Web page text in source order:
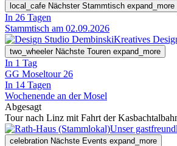
local_cafe Nächster Stammtisch expand_more
In 26 Tagen
Stammtisch am 02.09.2026
Kreatives
two_wheeler Nächste Touren expand_more
In 1 Tag
GG Moseltour 26
In 14 Tagen
Wochenende an der Mosel
Abgesagt
Tour nach Linz mit Fahrt der
Unser
celebration Nächste Events expand_more